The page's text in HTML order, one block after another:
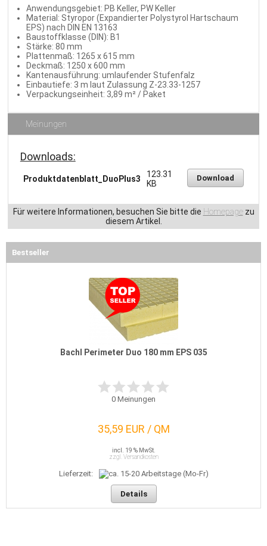
Anwendungsgebiet: PB Keller, PW Keller
Material: Styropor (Expandierter Polystyrol Hartschaum
EPS) nach DIN EN 13163
Baustoffklasse (DIN): B1
Stärke: 80 mm
Plattenmaß: 1265 x 615 mm
Deckmaß: 1250 x 600 mm
Kantenausführung: umlaufender Stufenfalz
Einbautiefe: 3 m laut Zulassung Z-23.33-1257
Verpackungseinheit: 3,89 m² / Paket
Meinungen
Downloads:
Produktdatenblatt_DuoPlus3
123.31
KB
Download
Für weitere Informationen, besuchen Sie bitte die Homepagezu
diesem Artikel.
Bestseller
Bachl Perimeter Duo 180 mm EPS 035
0 Meinungen
35,59 EUR / QM
incl. 19 % MwSt.
zzgl. Versandkosten
Lieferzeit:
Details